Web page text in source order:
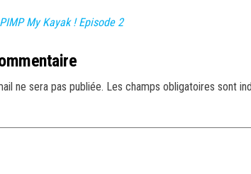
PIMP My Kayak ! Episode 2
ne sera pas publiée. Les champs obligatoires sont